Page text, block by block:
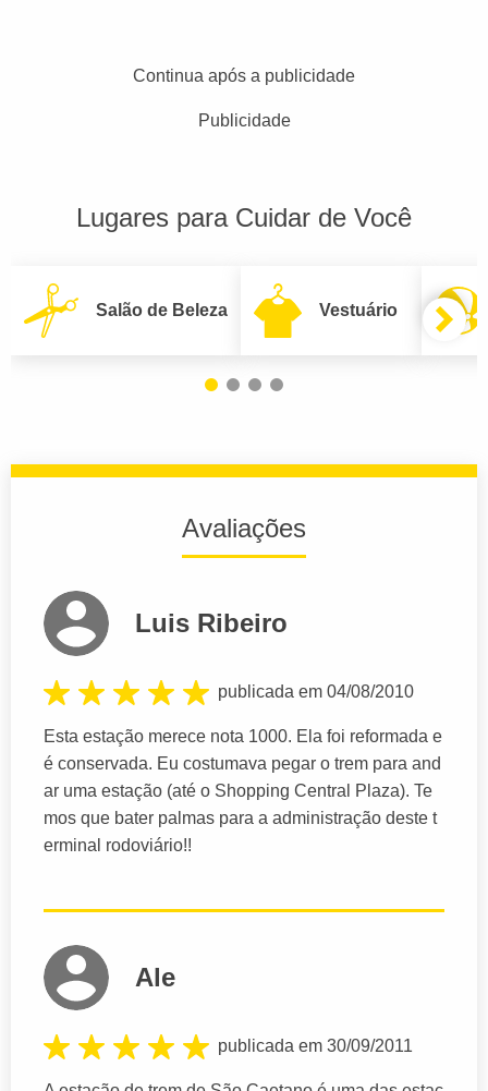
Continua após a publicidade
Publicidade
Lugares para Cuidar de Você
Salão de Beleza Vestuário
Avaliações
Luis Ribeiro
publicada em 04/08/2010
Esta estação merece nota 1000. Ela foi reformada e
é conservada. Eu costumava pegar o trem para and
ar uma estação (até o Shopping Central Plaza). Te
mos que bater palmas para a administração deste t
erminal rodoviário!!
Ale
publicada em 30/09/2011